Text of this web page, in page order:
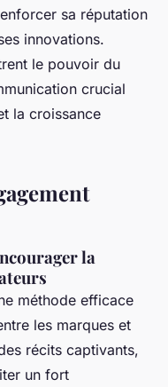
sa réputation
innovations.
le pouvoir du
crucial
la croissance
la
méthode efficace
les marques et
récits captivants,
un fort